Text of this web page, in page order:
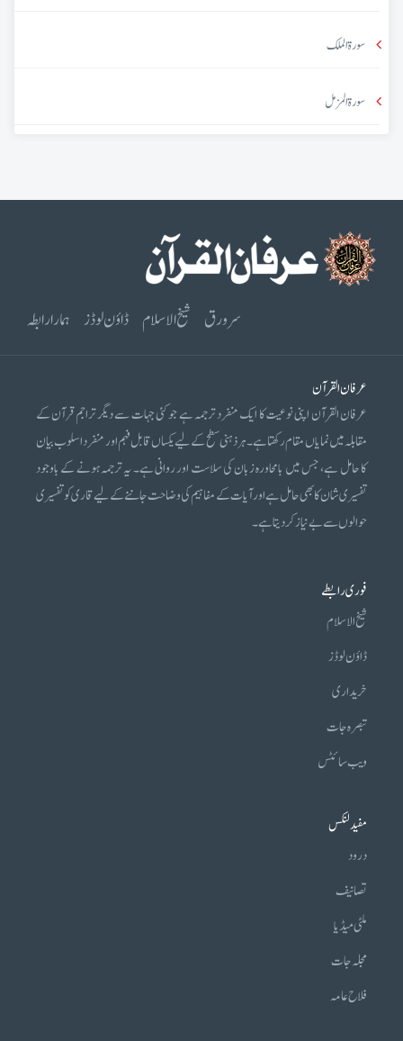
سورۃ الملک
سورۃ المزمل
سرورق شیخ الاسلام ڈاؤن لوڈز ہمارا رابطہ
عرفان القرآن
عرفان القرآن اپنی نوعیت کا ایک منفرد ترجمہ ہے جو کئی جہات سے دیگر تراجم قرآن کے
مقابلہ میں نمایاں مقام رکھتا ہے۔ ہر ذہنی سطح کے لیے یکساں قابل فہم اور منفرد اسلوب بیان
کا حامل ہے، جس میں بامحاورہ زبان کی سلاست اور روانی ہے۔ یہ ترجمہ ہونے کے باوجود
تفسیری شان کا بھی حامل ہے اور آیات کے مفاہیم کی وضاحت جاننے کے لیے قاری کو تفسیری
حوالوں سے بے نیاز کر دیتا ہے۔
فوری رابطے
شیخ الاسلام
ڈاؤن لوڈز
خریداری
تبصرہ جات
ویب سائٹس
مفید لنکس
درود
تصانیف
ملٹی میڈیا
مجلہ جات
فلاح عامہ